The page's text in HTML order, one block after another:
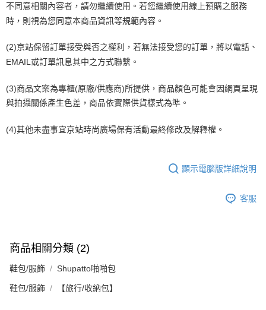
請求用戶進行身份認證。
５．嚴禁一人註冊多個帳號或使用他人資訊註冊。若發現惡意使用之情形，
恩沛科技股份有限公司將有權停止該用戶之使用額度並採取法律行動。
不同意相關內容者，請勿繼續使用。若您繼續使用線上預購之服務
時，則視為您同意本商品資訊等規範內容。
(2)京站保留訂單接受與否之權利，若無法接受您的訂單，將以電話、
EMAIL或訂單訊息其中之方式聯繫。
(3)商品文案為專櫃(原廠/供應商)所提供，商品顏色可能會因網頁呈現
與拍攝關係產生色差，商品依實際供貨樣式為準。
(4)其他未盡事宜京站時尚廣場保有活動最終修改及解釋權。
顯示電腦版詳細說明
客服
商品相關分類 (2)
鞋包/服飾 Shupatto啪啪包
鞋包/服飾 【旅行/收納包】